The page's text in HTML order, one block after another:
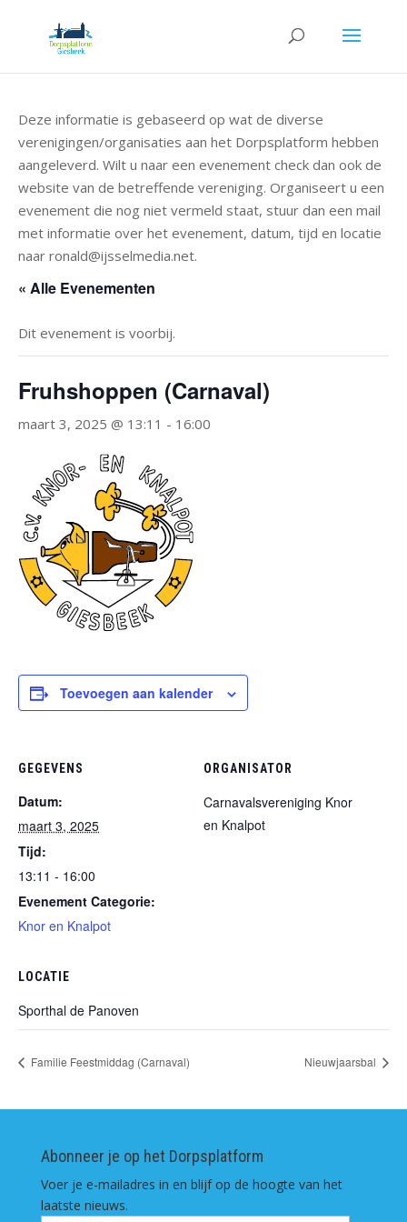
Deze informatie is gebaseerd op wat de diverse
verenigingen/organisaties aan het Dorpsplatform hebben
aangeleverd. Wilt u naar een evenement check dan ook de
website van de betreffende vereniging. Organiseert u een
evenement die nog niet vermeld staat, stuur dan een mail
met informatie over het evenement, datum, tijd en locatie
naar ronald@ijsselmedia.net.
« Alle Evenementen
Dit evenement is voorbij.
Fruhshoppen (Carnaval)
maart 3, 2025 @ 13:11 - 16:00
Toevoegen aan kalender
GEGEVENS
Datum:
maart 3, 2025
Tijd:
13:11 - 16:00
Evenement Categorie:
Knor en Knalpot
ORGANISATOR
Carnavalsvereniging Knor
en Knalpot
LOCATIE
Sporthal de Panoven
Familie Feestmiddag (Carnaval) Nieuwjaarsbal
Abonneer je op het Dorpsplatform
Voer je e-mailadres in en blijf op de hoogte van het
laatste nieuws.